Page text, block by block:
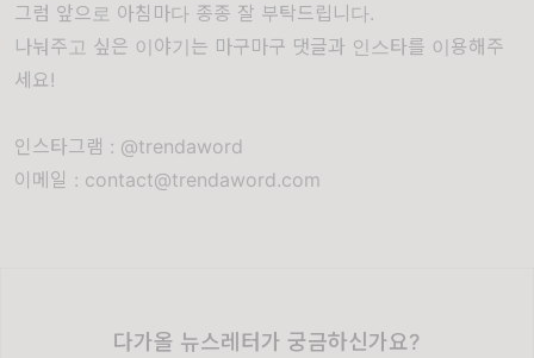
그럼 앞으로 아침마다 종종 잘 부탁드립니다.
나눠주고 싶은 이야기는 마구마구 댓글과 인스타를 이용해주
세요!
인스타그램 : @trendaword
이메일 : contact@trendaword.com
다가올 뉴스레터가 궁금하신가요?